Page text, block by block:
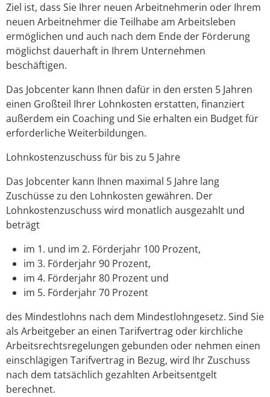
Ziel ist, dass Sie Ihrer neuen Arbeitnehmerin oder Ihrem
neuen Arbeitnehmer die Teilhabe am Arbeitsleben
ermöglichen und auch nach dem Ende der Förderung
möglichst dauerhaft in Ihrem Unternehmen
beschäftigen.
Das Jobcenter kann Ihnen dafür in den ersten 5 Jahren
einen Großteil Ihrer Lohnkosten erstatten, finanziert
außerdem ein Coaching und Sie erhalten ein Budget für
erforderliche Weiterbildungen.
Lohnkostenzuschuss für bis zu 5 Jahre
Das Jobcenter kann Ihnen maximal 5 Jahre lang
Zuschüsse zu den Lohnkosten gewähren. Der
Lohnkostenzuschuss wird monatlich ausgezahlt und
beträgt
im 1. und im 2. Förderjahr 100 Prozent,
im 3. Förderjahr 90 Prozent,
im 4. Förderjahr 80 Prozent und
im 5. Förderjahr 70 Prozent
des Mindestlohns nach dem Mindestlohngesetz. Sind Sie
als Arbeitgeber an einen Tarifvertrag oder kirchliche
Arbeitsrechtsregelungen gebunden oder nehmen einen
einschlägigen Tarifvertrag in Bezug, wird Ihr Zuschuss
nach dem tatsächlich gezahlten Arbeitsentgelt
berechnet.